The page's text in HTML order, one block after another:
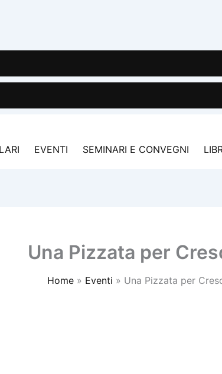
EVENTI SEMINARI E CONVEGNI
Una Pizzata per
Home Eventi Una Pizzata per